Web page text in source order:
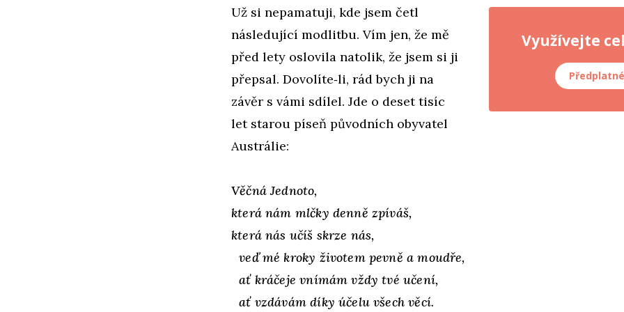
Využívejte
Předplatné
Už si nepamatuji, kde jsem četl
následující modlitbu. Vím jen, že mě
před lety oslovila natolik, že jsem si ji
přepsal. Dovolíte‑li, rád bych ji na
závěr s vámi sdílel. Jde o deset tisíc
let starou píseň původních obyvatel
Austrálie:
Věčná Jednoto,
která nám mlčky denně zpíváš,
která nás učíš skrze nás,
veď mé kroky životem pevně a moudře,
ať kráčeje vnímám vždy tvé učení,
ať vzdávám díky účelu všech věcí.